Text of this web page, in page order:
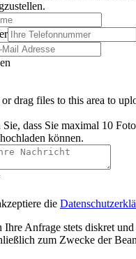
drag files to this area to
Sie, dass Sie maximal 10
können.
die
Ihre Anfrage stets diskret
zum Zwecke der